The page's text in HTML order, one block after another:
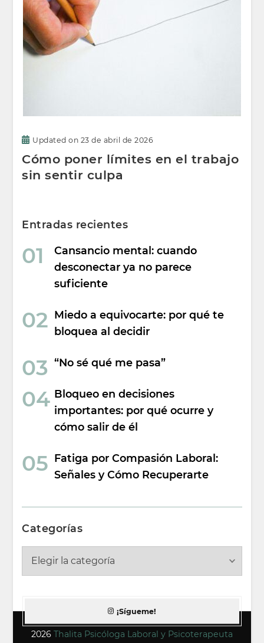
Updated on 23 de abril de 2026
Cómo poner límites en el trabajo
sin sentir culpa
Entradas recientes
Cansancio mental: cuando
desconectar ya no parece
suficiente
Miedo a equivocarte: por qué te
bloquea al decidir
“No sé qué me pasa”
Bloqueo en decisiones
importantes: por qué ocurre y
cómo salir de él
Fatiga por Compasión Laboral:
Señales y Cómo Recuperarte
Categorías
Categorías
¡Sígueme!
2026 Thalita Psicóloga Laboral y Psicoterapeuta